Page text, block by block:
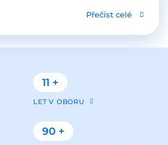
Přečíst celé
11 +
LET V OBORU
90 +